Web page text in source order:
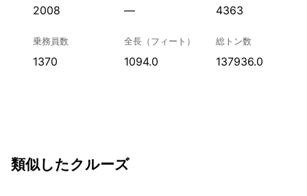
2008 — 4363
乗務員数
1370
全長（フィート）
1094.0
総トン数
137936.0
類似したクルーズ